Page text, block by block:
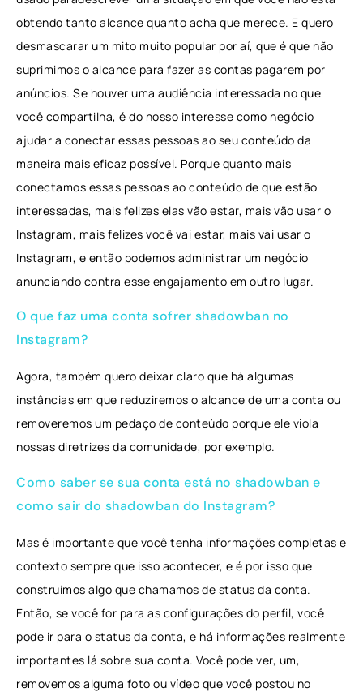
obtendo tanto alcance quanto acha que merece. E quero
desmascarar um mito muito popular por aí, que é que não
suprimimos o alcance para fazer as contas pagarem por
anúncios. Se houver uma audiência interessada no que
você compartilha, é do nosso interesse como negócio
ajudar a conectar essas pessoas ao seu conteúdo da
maneira mais eficaz possível. Porque quanto mais
conectamos essas pessoas ao conteúdo de que estão
interessadas, mais felizes elas vão estar, mais vão usar o
Instagram, mais felizes você vai estar, mais vai usar o
Instagram, e então podemos administrar um negócio
anunciando contra esse engajamento em outro lugar.
O que faz uma conta sofrer shadowban no
Instagram?
Agora, também quero deixar claro que há algumas
instâncias em que reduziremos o alcance de uma conta ou
removeremos um pedaço de conteúdo porque ele viola
nossas diretrizes da comunidade, por exemplo.
Como saber se sua conta está no shadowban e
como sair do shadowban do Instagram?
Mas é importante que você tenha informações completas e
contexto sempre que isso acontecer, e é por isso que
construímos algo que chamamos de status da conta.
Então, se você for para as configurações do perfil, você
pode ir para o status da conta, e há informações realmente
importantes lá sobre sua conta. Você pode ver, um,
removemos alguma foto ou vídeo que você postou no